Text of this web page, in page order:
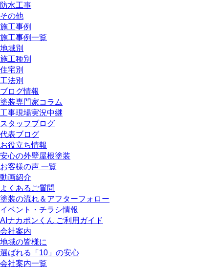
防水工事
その他
施工事例
施工事例一覧
地域別
施工種別
住宅別
工法別
ブログ情報
塗装専門家コラム
工事現場実況中継
スタッフブログ
代表ブログ
お役立ち情報
安心の外壁屋根塗装
お客様の声 一覧
動画紹介
よくあるご質問
塗装の流れ＆アフターフォロー
イベント・チラシ情報
AIナカポンくん ご利用ガイド
会社案内
地域の皆様に
選ばれる「10」の安心
会社案内一覧